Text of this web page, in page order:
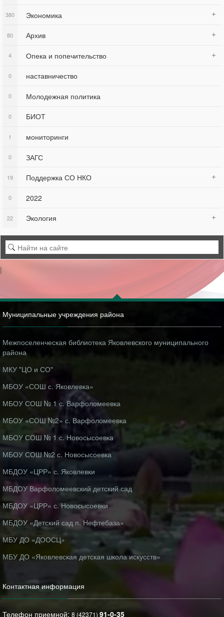
Экономика
380
Архив
80
Опека и попечительство
4
наставничество
0
Молодежная политика
0
БИОТ
0
мониторинги
1
ЗАГС
0
Поддержка СО НКО
19
2022
0
Экология
22
|
Муниципальные учреждения района
Межпоселенческая библиотека Яковлевского муниципального
района
МКУ "ЦО и СО"
МБОУ «СОШ с. Яковлевка»
МБОУ СОШ № 1 с. Варфоломеевка
МБОУ «СОШ №2» с. Варфоломеевка
МБОУ СОШ № 1 с. Новосысоевка
МБОУ СОШ №2 с. Новосысоевка
МБДОУ «ЦРР» с. Яковлевки
МБДОУ Варфоломеевский детский сад
МБДОУ «ЦРР» с. Новосысоевки
МБДОУ «Детский сад п. Нефтебаза»
МБУ ДО «ДООСЦ»
МБУ ДО «Яковлевская детская школа искусств»
Контактная информация
Телефон приемной: 8 (42371) 91-0-35